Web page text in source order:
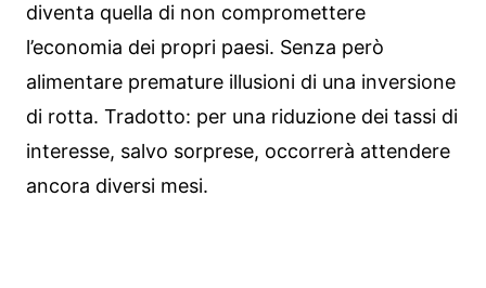
diventa quella di non compromettere
l’economia dei propri paesi. Senza però
alimentare premature illusioni di una inversione
di rotta. Tradotto: per una riduzione dei tassi di
interesse, salvo sorprese, occorrerà attendere
ancora diversi mesi.